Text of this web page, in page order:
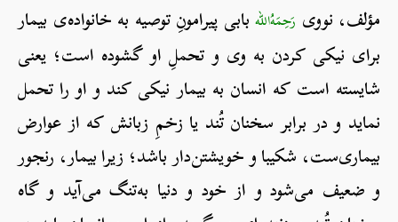
مؤلف، نووی رَحِمَهُ‌الله بابی پیرامونِ توصیه به خانواده‌ی بیمار
برای نیکی کردن به وی و تحملِ او گشوده است؛ یعنی
شایسته است که انسان به بیمار نیکی کند و او را تحمل
نماید و در برابر سخنان تُند یا زخمِ زبانش که از عوارض
بیماری‌ست، شکیبا و خویشتن‌دار باشد؛ زیرا بیمار، رنجور
و ضعیف می‌شود و از خود و دنیا به‌تنگ می‌آید و گاه